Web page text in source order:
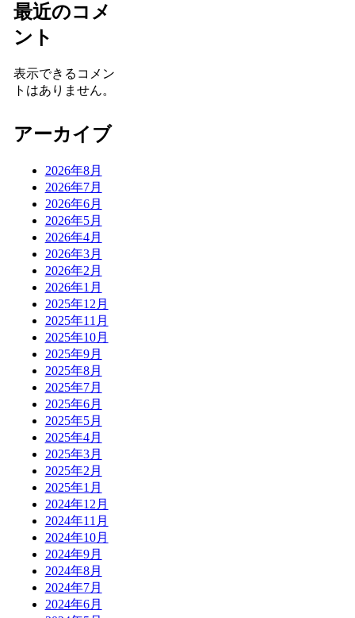
最近のコメ
ント
表示できるコメン
トはありません。
アーカイブ
2026年8月
2026年7月
2026年6月
2026年5月
2026年4月
2026年3月
2026年2月
2026年1月
2025年12月
2025年11月
2025年10月
2025年9月
2025年8月
2025年7月
2025年6月
2025年5月
2025年4月
2025年3月
2025年2月
2025年1月
2024年12月
2024年11月
2024年10月
2024年9月
2024年8月
2024年7月
2024年6月